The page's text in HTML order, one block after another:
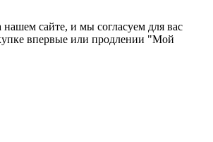
сайте, и мы согласуем для вас
впервые или продлении "Мой